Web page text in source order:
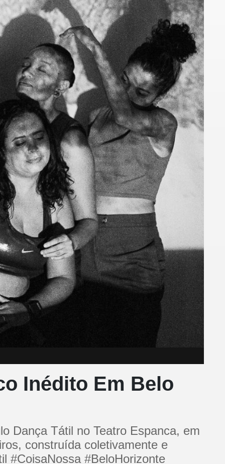
Inédito Em Belo
Dança Tátil no Teatro Espanca, em
construída coletivamente e
#CoisaNossa #BeloHorizonte